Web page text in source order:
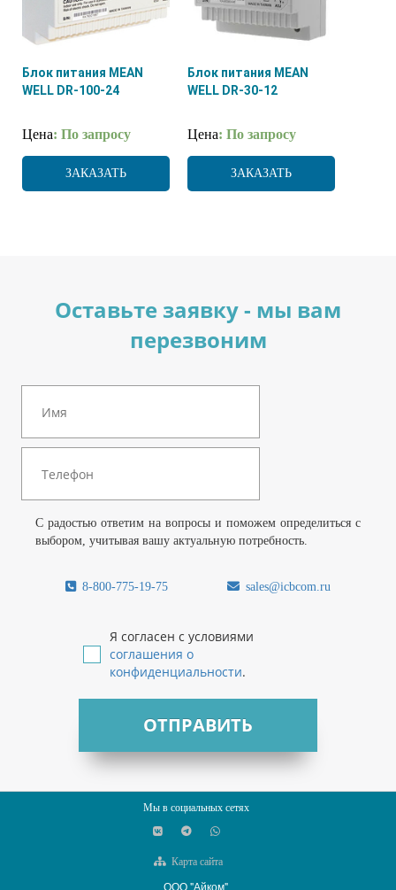
Блок питания MEAN
WELL DR-100-24
Цена: По запросу
ЗАКАЗАТЬ
Блок питания MEAN
WELL DR-30-12
Цена: По запросу
ЗАКАЗАТЬ
Оставьте заявку - мы вам
перезвоним
С радостью ответим на вопросы и поможем определиться с
выбором, учитывая вашу актуальную потребность.
8-800-775-19-75 sales@icbcom.ru
Я согласен с условиями
соглашения о
конфиденциальности.
ОТПРАВИТЬ
Мы в социальных сетях
Карта сайта
ООО "Айком"